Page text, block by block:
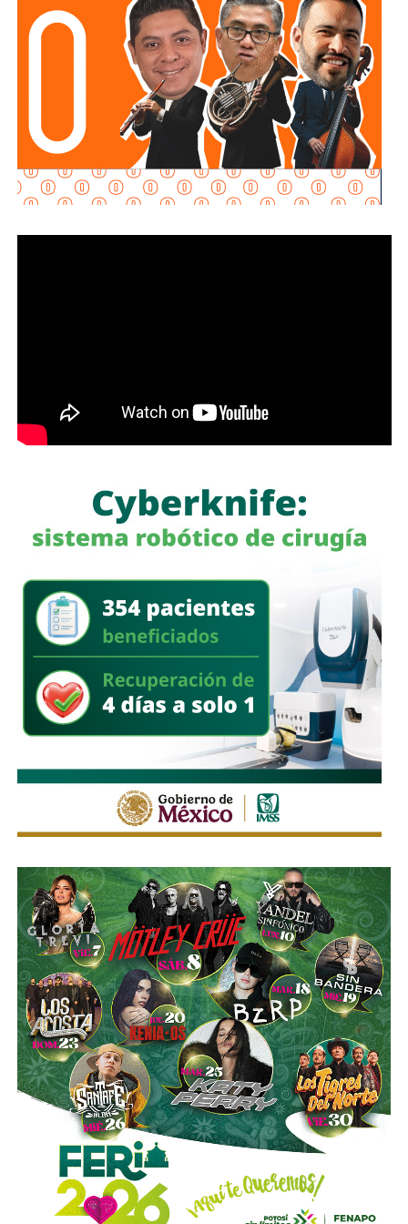
es que no cumplieron con ninguno de estos
requisitos “, declaró.
Martínez Acosta señaló quela dependencia mantiene
disposición para que Uber complete el procedimiento
y pueda operar conforme a la ley, por lo que descartó que
exista una postura de persecución hacia la empresa.
“No es un tema de persecución ni de cacería. Al contrario,
buscamos que ellos mismos nos ayuden a que la
a quienes se les ha explicado el proceso de
regularización.
deja a los propios conductores en una situación de
vulnerabilidad,al no contar con las condiciones legales
previstas por la normativa estatal.
“Es la empresa la que no cumple con lo que las leyes
locales establecen y eso deja a los operadores en estado
de indefensión”, señaló.
Respecto a la llegada de nuevas plataformas digitales al
estado, Martínez Acosta consideró que la
competencia representa una oportunidad para
mejorar la calidad del servicio de transporte.
“Hoy el gremio del taxismo entiende que la competencia
es buena. Ellos estarán tratando de mejorar y brindar un
mejor servicio, mientras que la ciudadanía podrá elegir la
opción que considere más conveniente”, comentó.
La titular de la SCT reiteró que, mientras Uber no complete
el procedimiento administrativo y cumpla con las
obligaciones previstas en la ley, la plataforma no podrá
prestar el servicio de transporte en San Luis Potosí.
También lee:Ya es oficial: MiTaxi será la plataforma oficial
de transporte de la Fenapo 2026